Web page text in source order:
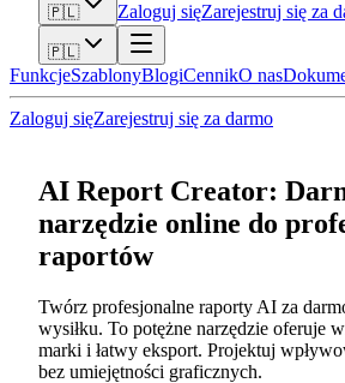
🇵🇱 Zaloguj sięZarejestruj się za
🇵🇱
FunkcjeSzablonyBlogiCennikO nas
Zaloguj sięZarejestruj się za darmo
AI Report Creator:
narzędzie online do
raportów
Twórz profesjonalne raporty AI za
wysiłku. To potężne narzędzie oferuje
marki i łatwy eksport. Projektuj
bez umiejętności graficznych.